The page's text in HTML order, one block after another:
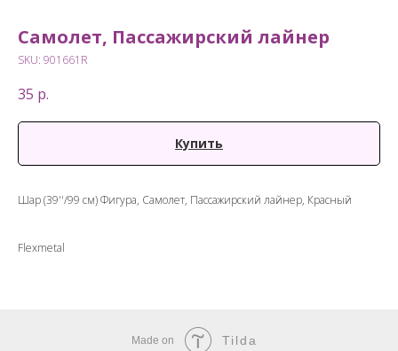
Самолет, Пассажирский лайнер
SKU: 901661R
35 р.
Купить
Шар (39''/99 см) Фигура, Самолет, Пассажирский лайнер, Красный
Flexmetal
Made on Tilda